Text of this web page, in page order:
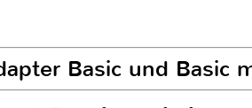
Basic und Basic